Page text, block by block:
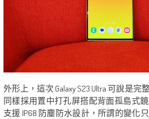
外形上，這次 Galaxy S23 Ultra 可說是完
同樣採用置中打孔屏搭配背面孤島式
支援 IP68 防塵防水設計，所謂的變化